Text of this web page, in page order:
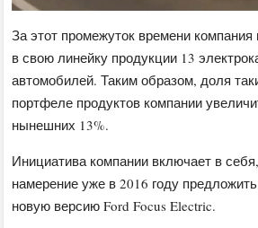
За этот промежуток времени
в свою линейку продукции 13
автомобилей. Таким образом, доля
портфеле продуктов компании
нынешних 13%.
Инициатива компании включает в
намерение уже в 2016 году
новую версию Ford Focus Electric.